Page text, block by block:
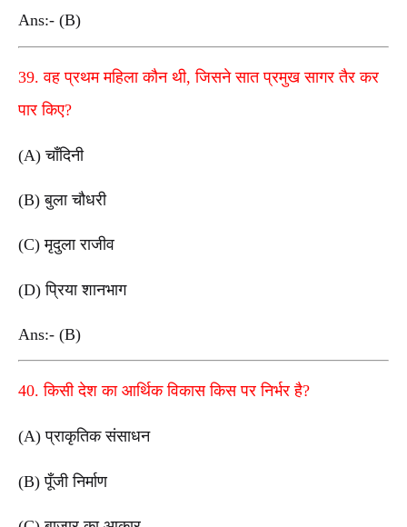
Ans:- (B)
39. वह प्रथम महिला कौन थी, जिसने सात प्रमुख सागर तैर कर
पार किए?
(A) चाँदिनी
(B) बुला चौधरी
(C) मृदुला राजीव
(D) प्रिया शानभाग
Ans:- (B)
40. किसी देश का आर्थिक विकास किस पर निर्भर है?
(A) प्राकृतिक संसाधन
(B) पूँजी निर्माण